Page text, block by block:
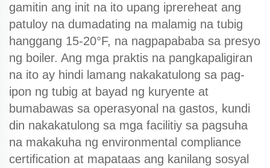
gamitin ang init na ito upang iprereheat ang
patuloy na dumadating na malamig na tubig
hanggang 15-20°F, na nagpapababa sa presyo
ng boiler. Ang mga praktis na pangkapaligiran
na ito ay hindi lamang nakakatulong sa pag-
ipon ng tubig at bayad ng kuryente at
bumabawas sa operasyonal na gastos, kundi
din nakakatulong sa mga facilitiy sa pagsuha
na makakuha ng environmental compliance
certification at mapataas ang kanilang sosyal